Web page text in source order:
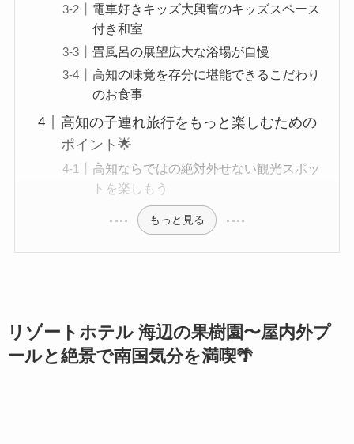
電車好きキッズ大興奮のキッズスペース
付き和室
畳風呂の展望広大な浴場が自慢
高知の味覚を存分に堪能できるこだわり
のお食事
高知の子連れ旅行をもっと楽しむための
ポイント🌟
高知ならではの絶対外せない観光スポッ
トを楽しもう
もっと見る
リゾートホテル 海辺の果樹園〜屋内外プ
ールと絶景で南国気分を満喫🌴